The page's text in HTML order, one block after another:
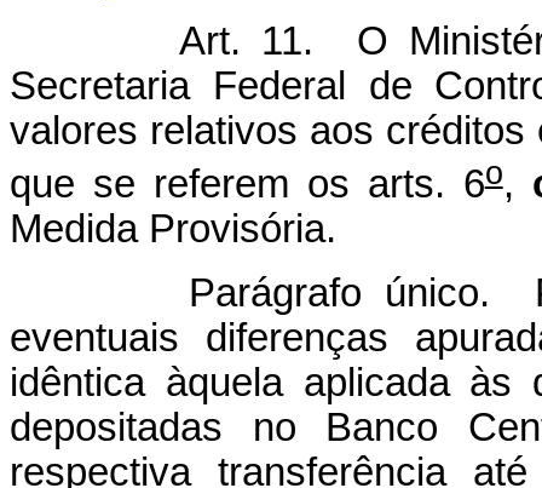
Art. 11. O
Secretaria Federal de
valores relativos aos
que se referem os arts. 6o,
Medida Provisória.
Parágrafo único.
eventuais diferenças
idêntica àquela aplicada às
depositadas no Banco
respectiva transferência